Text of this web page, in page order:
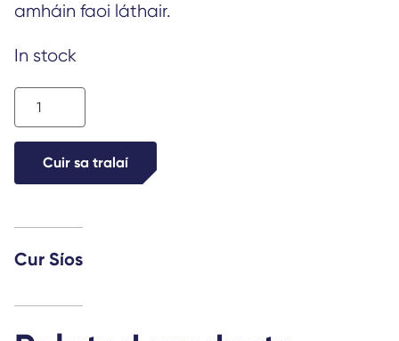
amháin faoi láthair.
In stock
Mairéad
Ní
Dhomhnaill
quantity
Cuir sa tralaí
Cur Síos